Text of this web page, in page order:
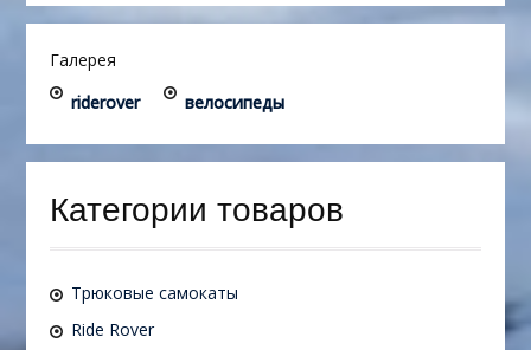
Галерея
riderover
велосипеды
Категории товаров
Трюковые самокаты
Ride Rover